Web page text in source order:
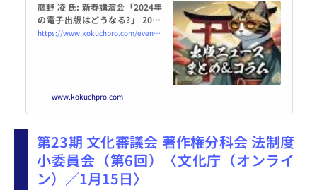
鷹野 凌 氏: 新春講演会「2024年
の電子出版はどうなる?」 2024
年1月10日（オンライン・Zoo
https://www.kokuchpro.com/event/20240110/
www.kokuchpro.com
第23期 文化審議会 著作権分科会 法制度
小委員会（第6回）〈文化庁（オンライ
ン）／1月15日〉